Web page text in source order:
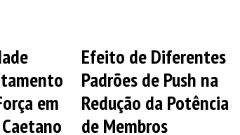
em
Efeito de Diferentes
Padrões de Push na
Redução da Potência
de Membros